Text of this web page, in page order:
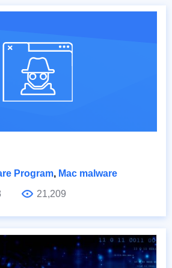
Program, Mac malware
21,209